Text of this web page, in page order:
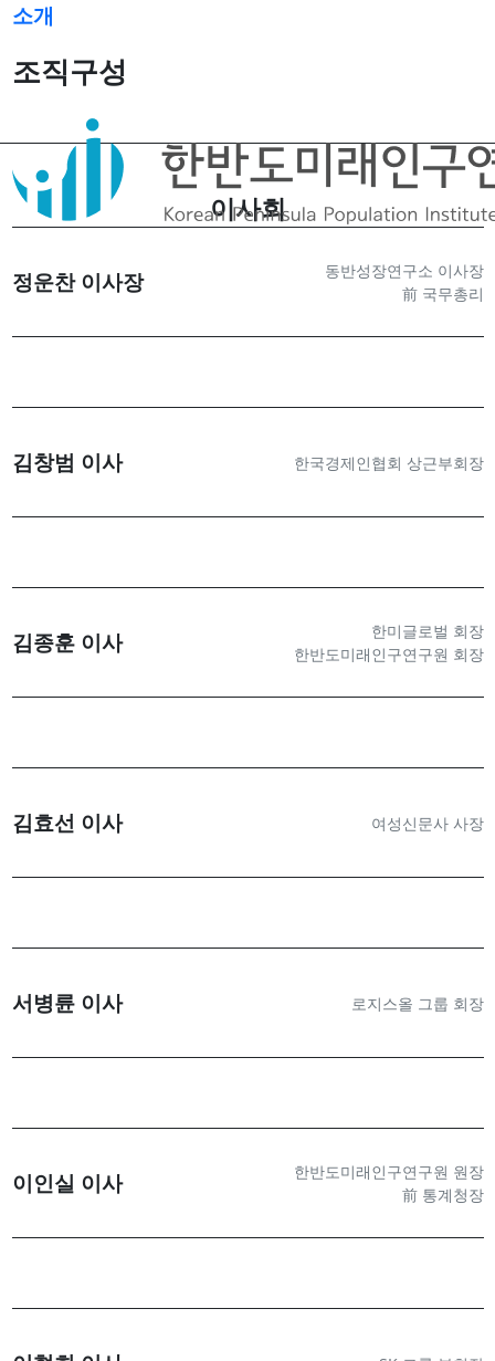
조직구성
소개
조직구성
이사회
정운찬 이사장
동반성장연구소 이사장
前 국무총리
김창범 이사 한국경제인협회 상근부회장
김종훈 이사
한미글로벌 회장
한반도미래인구연구원 회장
김효선 이사 여성신문사 사장
서병륜 이사 로지스올 그룹 회장
이인실 이사
한반도미래인구연구원 원장
前 통계청장